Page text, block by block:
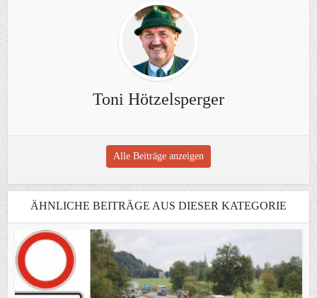
Toni Hötzelsperger
Alle Beiträge anzeigen
ÄHNLICHE BEITRÄGE AUS DIESER KATEGORIE